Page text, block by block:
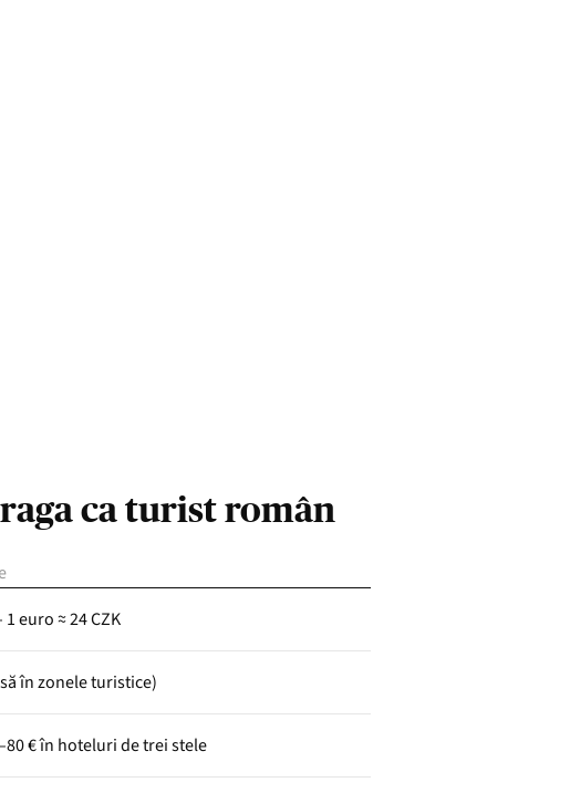
ca turist român
euro ≈ 24 CZK
în zonele turistice)
€ în hoteluri de trei stele